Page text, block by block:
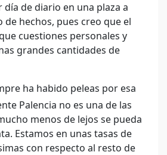
de diario en una plaza a
hechos, pues creo que el
cuestiones personales y
grandes cantidades de
ha habido peleas por esa
Palencia no es una de las
menos de lejos se pueda
Estamos en unas tasas de
con respecto al resto de